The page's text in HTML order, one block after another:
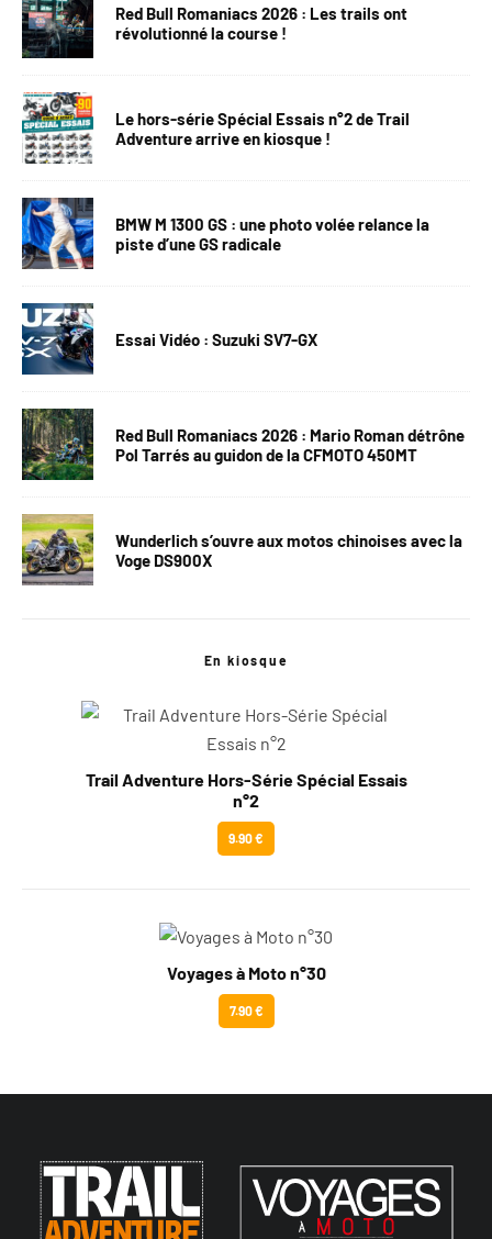
Red Bull Romaniacs 2026 : Les trails ont
révolutionné la course !
Le hors-série Spécial Essais n°2 de Trail
Adventure arrive en kiosque !
BMW M 1300 GS : une photo volée relance la
piste d’une GS radicale
Essai Vidéo : Suzuki SV7-GX
Red Bull Romaniacs 2026 : Mario Roman détrône
Pol Tarrés au guidon de la CFMOTO 450MT
Wunderlich s’ouvre aux motos chinoises avec la
Voge DS900X
En kiosque
Trail Adventure Hors-Série Spécial Essais
n°2
9.90 €
Voyages à Moto n°30
7.90 €